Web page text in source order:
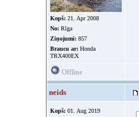
Kopš: 21. Apr 2008
No: Rīga
Ziņojumi: 857
Braucu ar: Honda
TRX400EX
Offline
neids
Kopš: 01. Aug 2019